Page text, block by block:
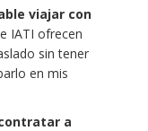
viajar con
IATI ofrecen
sin tener
en mis
a